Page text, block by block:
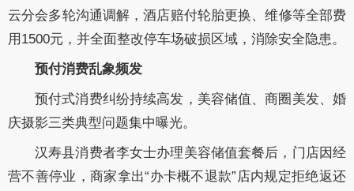
云分会多轮沟通调解，酒店赔付轮胎更换、维修等全部费
用1500元，并全面整改停车场破损区域，消除安全隐患。
预付消费乱象频发
预付式消费纠纷持续高发，美容储值、商圈美发、婚
庆摄影三类典型问题集中曝光。
汉寿县消费者李女士办理美容储值套餐后，门店因经
营不善停业，商家拿出“办卡概不退款”店内规定拒绝返还